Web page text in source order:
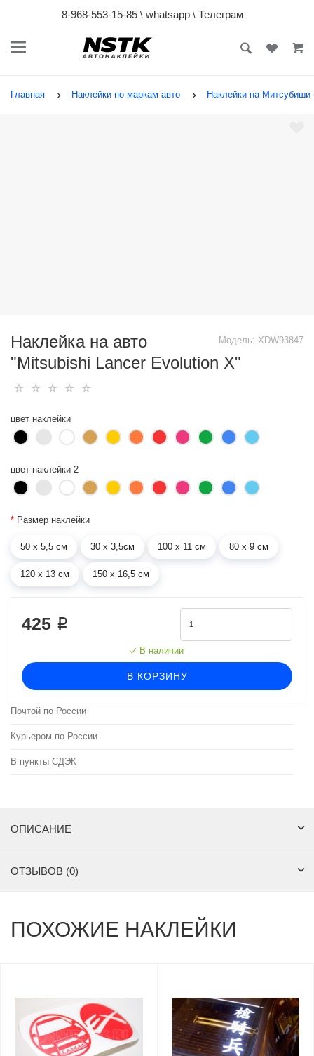
8-968-553-15-85 \ whatsapp\ Телеграм
Главная Наклейки по маркам авто Наклейки на Митсубиши
Модель: XDW93847
Наклейка на авто
"Mitsubishi Lancer Evolution X"
цвет наклейки
цвет наклейки 2
* Размер наклейки
50 х 5,5 см 30 х 3,5см 100 х 11 см 80 х 9 см
120 х 13 см 150 х 16,5 см
425 ₽
В наличии
В КОРЗИНУ
Почтой по России
Курьером по России
В пункты СДЭК
ОПИСАНИЕ
ОТЗЫВОВ (0)
ПОХОЖИЕ НАКЛЕЙКИ